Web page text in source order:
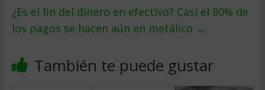
¿Es el fin del dinero en efectivo? Casi el 80% de
los pagos se hacen aún en metálico →
También te puede gustar